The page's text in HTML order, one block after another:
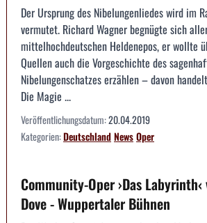
Der Ursprung des Nibelungenliedes wird im
vermutet. Richard Wagner begnügte sich
mittelhochdeutschen Heldenepos, er wollte
Quellen auch die Vorgeschichte des
Nibelungenschatzes erzählen – davon
Die Magie ...
Veröffentlichungsdatum:20.04.2019
Kategorien:DeutschlandNewsOper
Community-Oper ›Das
Dove - Wuppertaler Bühnen